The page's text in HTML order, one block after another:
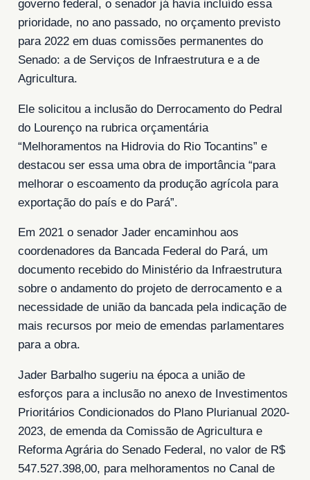
governo federal, o senador já havia incluído essa
prioridade, no ano passado, no orçamento previsto
para 2022 em duas comissões permanentes do
Senado: a de Serviços de Infraestrutura e a de
Agricultura.
Ele solicitou a inclusão do Derrocamento do Pedral
do Lourenço na rubrica orçamentária
“Melhoramentos na Hidrovia do Rio Tocantins” e
destacou ser essa uma obra de importância “para
melhorar o escoamento da produção agrícola para
exportação do país e do Pará”.
Em 2021 o senador Jader encaminhou aos
coordenadores da Bancada Federal do Pará, um
documento recebido do Ministério da Infraestrutura
sobre o andamento do projeto de derrocamento e a
necessidade de união da bancada pela indicação de
mais recursos por meio de emendas parlamentares
para a obra.
Jader Barbalho sugeriu na época a união de
esforços para a inclusão no anexo de Investimentos
Prioritários Condicionados do Plano Plurianual 2020-
2023, de emenda da Comissão de Agricultura e
Reforma Agrária do Senado Federal, no valor de R$
547.527.398,00, para melhoramentos no Canal de